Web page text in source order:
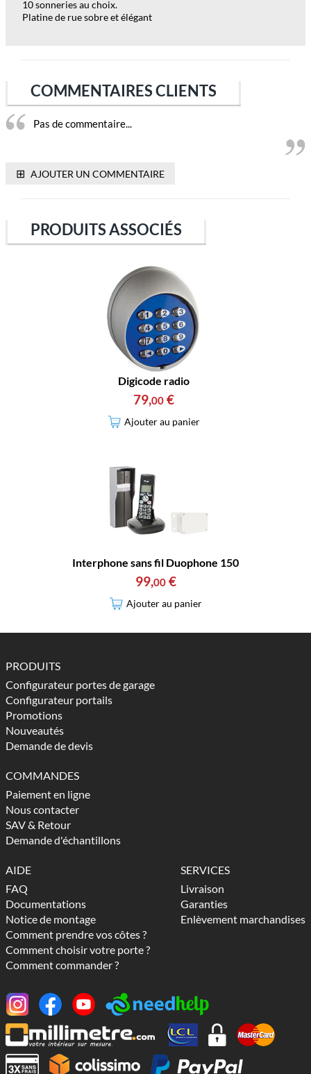
10 sonneries au choix.
Platine de rue sobre et élégant
COMMENTAIRES CLIENTS
Pas de commentaire...
⊞ AJOUTER UN COMMENTAIRE
PRODUITS ASSOCIÉS
Digicode radio
79,00 €
Ajouter au panier
Interphone sans fil Duophone 150
99,00 €
Ajouter au panier
PRODUITS
Configurateur portes de garage
Configurateur portails
Promotions
Nouveautés
Demande de devis
COMMANDES
Paiement en ligne
Nous contacter
SAV & Retour
Demande d'échantillons
AIDE
FAQ
Documentations
Notice de montage
Comment prendre vos côtes ?
Comment choisir votre porte ?
Comment commander ?
SERVICES
Livraison
Garanties
Enlèvement marchandises